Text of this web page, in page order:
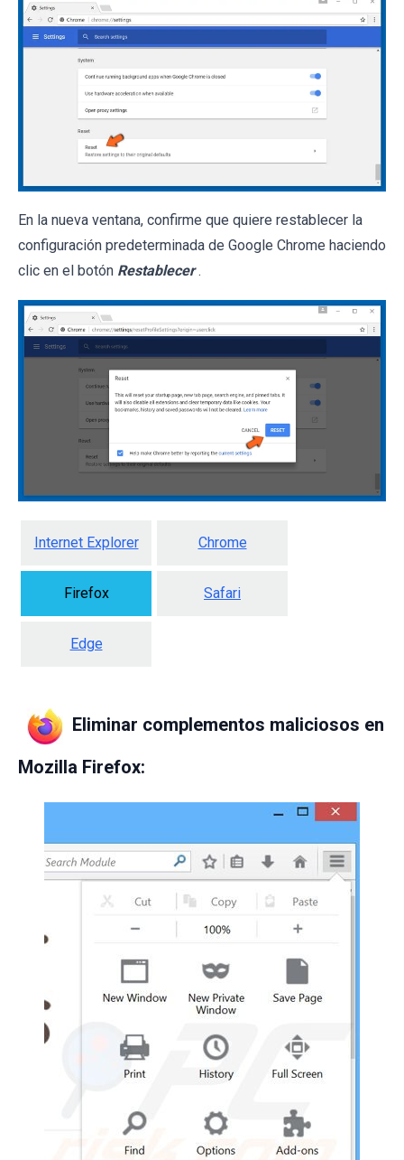
En la nueva ventana, confirme que quiere restablecer la
configuración predeterminada de Google Chrome haciendo
clic en el botón Restablecer .
Internet Explorer Chrome
Firefox Safari
Edge
Eliminar complementos maliciosos en
Mozilla Firefox: